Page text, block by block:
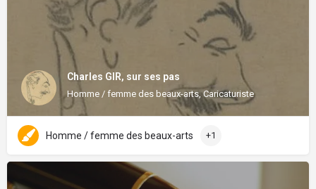
Charles GIR, sur ses pas
Homme / femme des beaux-arts, Caricaturiste
Homme / femme des beaux-arts +1